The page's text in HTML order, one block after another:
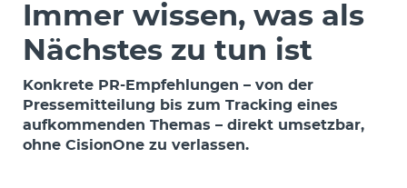
Immer wissen, was als
Nächstes zu tun ist
Konkrete PR-Empfehlungen – von der
Pressemitteilung bis zum Tracking eines
aufkommenden Themas – direkt umsetzbar,
ohne CisionOne zu verlassen.